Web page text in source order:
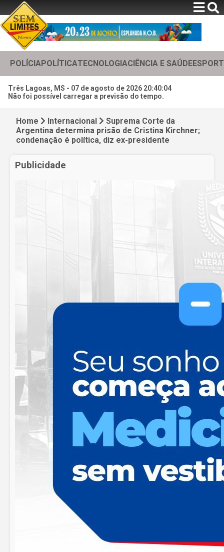
POLÍCIAPOLÍTICATECNOLOGIACIÊNCIA E SAÚDE
Três Lagoas, MS - 07 de agosto de 2026 20:40:06
Não foi possível carregar a previsão do tempo.
Home Internacional
Suprema Corte da
Argentina determina prisão de Cristina Kirchner;
condenação é política, diz ex-presidente
Publicidade